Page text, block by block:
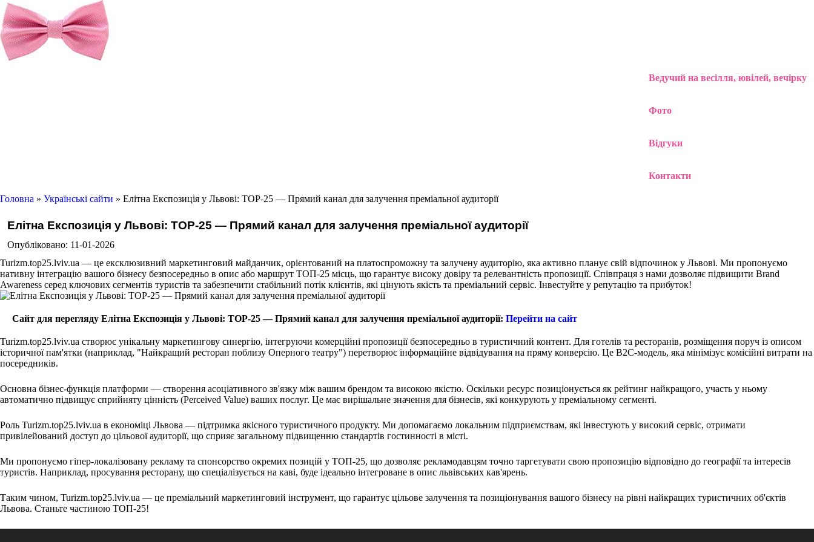
Ведучий на весілля, ювілей, вечірку
Фото
Відгуки
Контакти
Головна » Українські сайти » Елітна Експозиція у Львові: TOP-25 — Прямий канал для залучення преміальної аудиторії
Елітна Експозиція у Львові: TOP-25 — Прямий канал для залучення преміальної аудиторії
Опубліковано: 11-01-2026
Turizm.top25.lviv.ua — це ексклюзивний маркетинговий майданчик, орієнтований на платоспроможну та залучену аудиторію, яка активно планує свій відпочинок у Львові. Ми пропонуємо
нативну інтеграцію вашого бізнесу безпосередньо в опис або маршрут ТОП-25 місць, що гарантує високу довіру та релевантність пропозиції. Співпраця з нами дозволяє підвищити Brand
Awareness серед ключових сегментів туристів та забезпечити стабільний потік клієнтів, які цінують якість та преміальний сервіс. Інвестуйте у репутацію та прибуток!
Сайт для перегляду Елітна Експозиція у Львові: TOP-25 — Прямий канал для залучення преміальної аудиторії: Перейти на сайт
Turizm.top25.lviv.ua створює унікальну маркетингову синергію, інтегруючи комерційні пропозиції безпосередньо в туристичний контент. Для готелів та ресторанів, розміщення поруч із описом
історичної пам'ятки (наприклад, "Найкращий ресторан поблизу Оперного театру") перетворює інформаційне відвідування на пряму конверсію. Це B2C-модель, яка мінімізує комісійні витрати на
посередників.
Основна бізнес-функція платформи — створення асоціативного зв'язку між вашим брендом та високою якістю. Оскільки ресурс позиціонується як рейтинг найкращого, участь у ньому
автоматично підвищує сприйняту цінність (Perceived Value) ваших послуг. Це має вирішальне значення для бізнесів, які конкурують у преміальному сегменті.
Роль Turizm.top25.lviv.ua в економіці Львова — підтримка якісного туристичного продукту. Ми допомагаємо локальним підприємствам, які інвестують у високий сервіс, отримати
привілейований доступ до цільової аудиторії, що сприяє загальному підвищенню стандартів гостинності в місті.
Ми пропонуємо гіпер-локалізовану рекламу та спонсорство окремих позицій у ТОП-25, що дозволяє рекламодавцям точно таргетувати свою пропозицію відповідно до географії та інтересів
туристів. Наприклад, просування ресторану, що спеціалізується на каві, буде ідеально інтегроване в опис львівських кав'ярень.
Таким чином, Turizm.top25.lviv.ua — це преміальний маркетинговий інструмент, що гарантує цільове залучення та позиціонування вашого бізнесу на рівні найкращих туристичних об'єктів
Львова. Станьте частиною ТОП-25!